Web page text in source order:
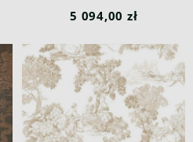
5 094,00 zł